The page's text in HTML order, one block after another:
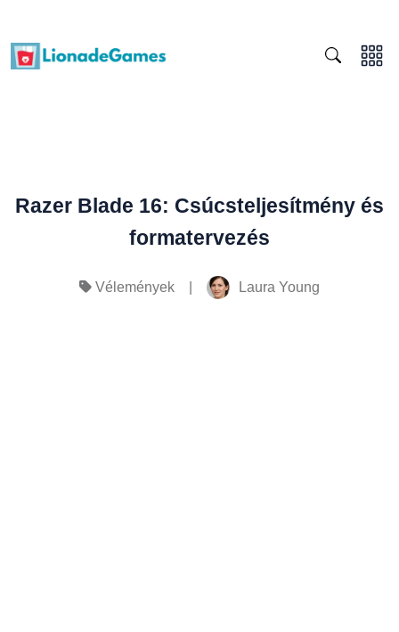
Razer Blade 16: Csúcsteljesítmény és
formatervezés
Vélemények Laura Young